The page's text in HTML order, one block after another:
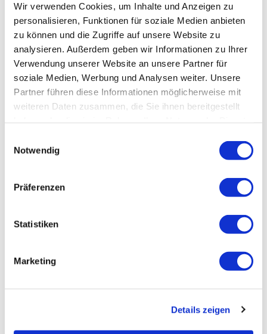
Wir verwenden Cookies, um Inhalte und Anzeigen zu
personalisieren, Funktionen für soziale Medien anbieten
zu können und die Zugriffe auf unsere Website zu
analysieren. Außerdem geben wir Informationen zu Ihrer
Verwendung unserer Website an unsere Partner für
soziale Medien, Werbung und Analysen weiter. Unsere
Partner führen diese Informationen möglicherweise mit
weiteren Daten zusammen, die Sie ihnen bereitgestellt
Notwendig
Präferenzen
Statistiken
Marketing
Details zeigen